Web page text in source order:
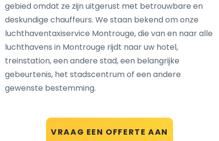
VRAAG EEN OFFERTE AAN
gebied omdat ze zijn uitgerust met betrouwbare en
deskundige chauffeurs. We staan bekend om onze
luchthaventaxiservice Montrouge, die van en naar alle
luchthavens in Montrouge rijdt naar uw hotel,
treinstation, een andere stad, een belangrijke
gebeurtenis, het stadscentrum of een andere
gewenste bestemming.